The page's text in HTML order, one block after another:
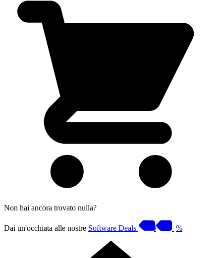
Non hai ancora trovato nulla?
Dai un'occhiata alle nostre Software Deals %